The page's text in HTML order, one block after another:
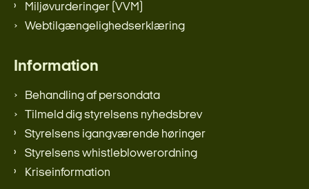
Miljøvurderinger (VVM)
Webtilgængelighedserklæring
Information
Behandling af persondata
Tilmeld dig styrelsens nyhedsbrev
Styrelsens igangværende høringer
Styrelsens whistleblowerordning
Kriseinformation